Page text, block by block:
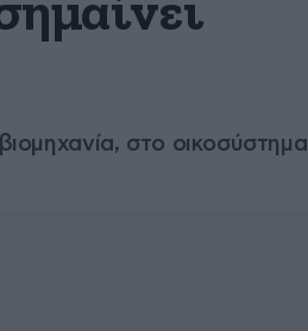
στο οικοσύστημα